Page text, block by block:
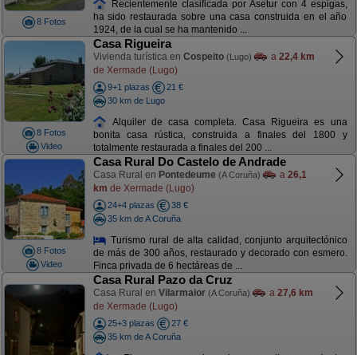
8 Fotos
Recientemente clasificada por Asetur con 4 espigas,
ha sido restaurada sobre una casa construida en el año
1924, de la cual se ha mantenido ...
8 Fotos
Video
Casa Rigueira
Vivienda turística en Cospeito (Lugo) a 22,4 km
de Xermade (Lugo)
9+1 plazas
21 €
30 km de Lugo
Alquiler de casa completa. Casa Rigueira es una
bonita casa rústica, construida a finales del 1800 y
totalmente restaurada a finales del 200 ...
8 Fotos
Video
Casa Rural Do Castelo de Andrade
Casa Rural en Pontedeume (A Coruña) a 26,1
km de Xermade (Lugo)
24+4 plazas
38 €
35 km de A Coruña
Turismo rural de alta calidad, conjunto arquitectónico
de más de 300 años, restaurado y decorado con esmero.
Finca privada de 6 hectáreas de ...
Casa Rural Pazo da Cruz
Casa Rural en Vilarmaior (A Coruña) a 27,6 km
de Xermade (Lugo)
25+3 plazas
27 €
35 km de A Coruña